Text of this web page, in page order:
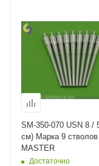
SM-350-070 USN 8 /
см) Марка 9
MASTER
Достаточно